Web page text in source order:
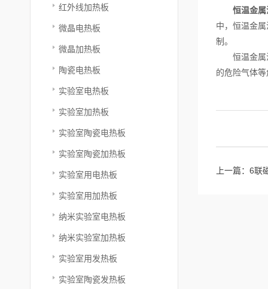
红外线加热板
微晶电热板
微晶加热板
陶瓷电热板
实验室电热板
实验室加热板
实验室陶瓷电热板
实验室陶瓷加热板
实验室用电热板
实验室用加热板
纳米实验室电热板
纳米实验室加热板
实验室用发热板
实验室陶瓷发热板
恒温金属
中，恒温金
制。
恒温金属浴
的危险气体
上一篇： 6联